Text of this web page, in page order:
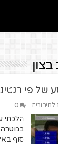
לחיבורים 0
הלכתי
במטרה
סוף